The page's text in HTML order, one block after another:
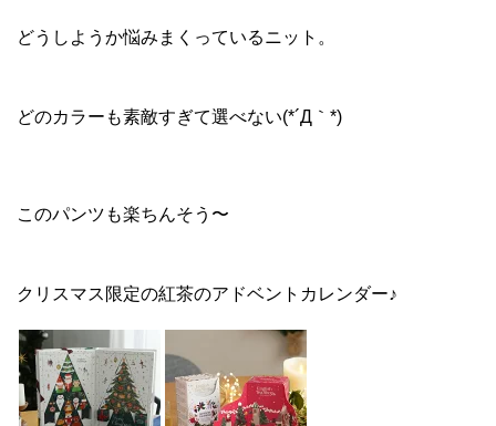
どうしようか悩みまくっているニット。
どのカラーも素敵すぎて選べない(*´Д｀*)
このパンツも楽ちんそう〜
クリスマス限定の紅茶のアドベントカレンダー♪